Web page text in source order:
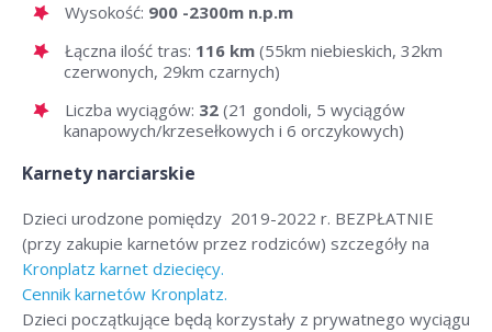
Wysokość: 900 -2300m n.p.m
Łączna ilość tras: 116 km (55km niebieskich, 32km
czerwonych, 29km czarnych)
Liczba wyciągów: 32 (21 gondoli, 5 wyciągów
kanapowych/krzesełkowych i 6 orczykowych)
Karnety narciarskie
Dzieci urodzone pomiędzy 2019-2022 r. BEZPŁATNIE
(przy zakupie karnetów przez rodziców) szczegóły na
Kronplatz karnet dziecięcy.
Cennik karnetów Kronplatz.
Dzieci początkujące będą korzystały z prywatnego wyciągu